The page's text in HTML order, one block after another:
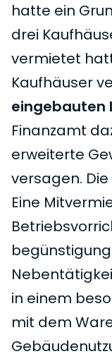
hatte ein
drei
vermietet
Kaufhäuser
eingebauten
Finanzamt
erweiterte
versagen.
Eine
in einem
mit dem